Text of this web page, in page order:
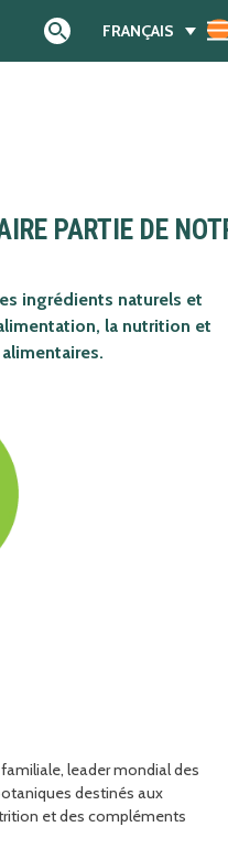
FRANÇAIS
PARTIE DE
ingrédients naturels et
la nutrition et
leader mondial des
destinés aux
et des compléments